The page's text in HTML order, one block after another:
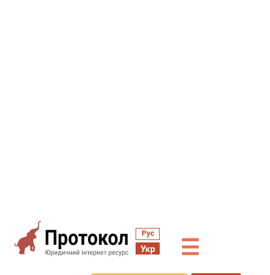
Рус
Укр ☰